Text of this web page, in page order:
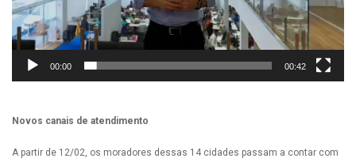
00:00 00:42
Novos canais de atendimento
A partir de 12/02, os moradores dessas 14 cidades passam a contar com